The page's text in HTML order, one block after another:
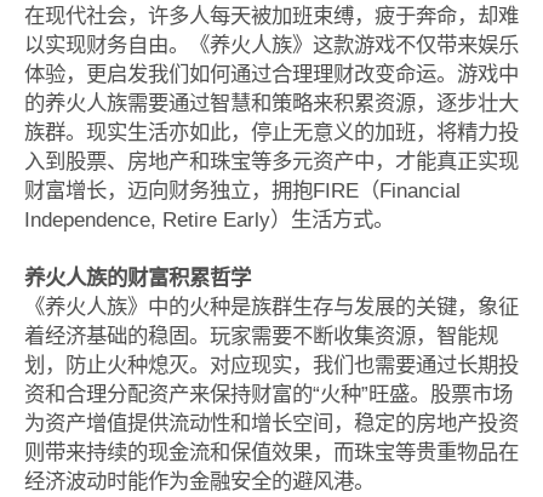
在现代社会，许多人每天被加班束缚，疲于奔命，却难
以实现财务自由。《养火人族》这款游戏不仅带来娱乐
体验，更启发我们如何通过合理理财改变命运。游戏中
的养火人族需要通过智慧和策略来积累资源，逐步壮大
族群。现实生活亦如此，停止无意义的加班，将精力投
入到股票、房地产和珠宝等多元资产中，才能真正实现
财富增长，迈向财务独立，拥抱FIRE（Financial
Independence, Retire Early）生活方式。
养火人族的财富积累哲学
《养火人族》中的火种是族群生存与发展的关键，象征
着经济基础的稳固。玩家需要不断收集资源，智能规
划，防止火种熄灭。对应现实，我们也需要通过长期投
资和合理分配资产来保持财富的“火种”旺盛。股票市场
为资产增值提供流动性和增长空间，稳定的房地产投资
则带来持续的现金流和保值效果，而珠宝等贵重物品在
经济波动时能作为金融安全的避风港。